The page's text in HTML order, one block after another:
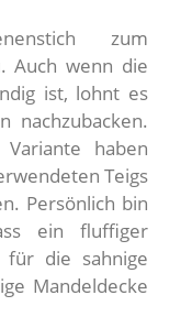
zum
Auch wenn die
ist, lohnt es
nachzubacken.
haben
Teigs
Persönlich bin
ein fluffiger
die sahnige
Mandeldecke